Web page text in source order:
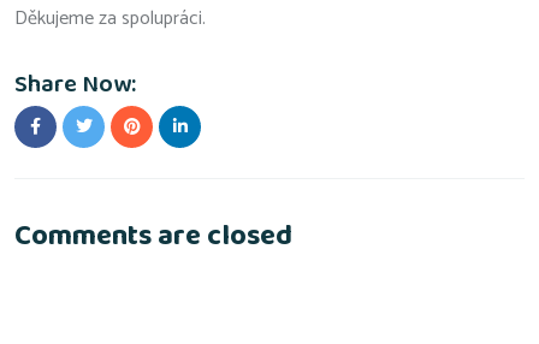
Děkujeme za spolupráci.
Share Now:
Comments are closed